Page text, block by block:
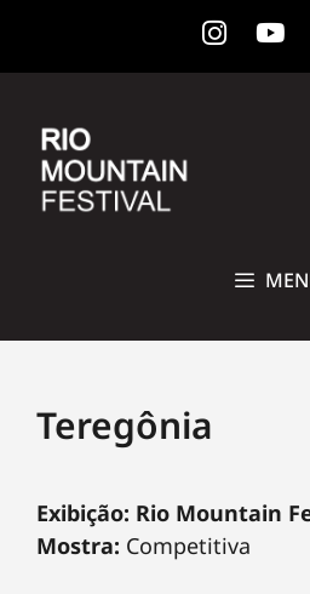
Teregônia
Exibição: Rio Mountain
Mostra: Competitiva